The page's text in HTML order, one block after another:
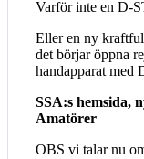
Varför inte en D-
Eller en ny
det börjar öppna
handapparat med
SSA:s hemsida,
Amatörer
OBS vi talar nu